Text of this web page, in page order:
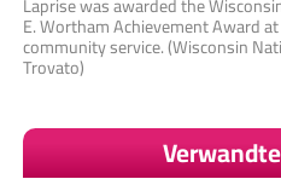
E. Wortham Achievement Award
community service. (Wisconsin
Trovato)